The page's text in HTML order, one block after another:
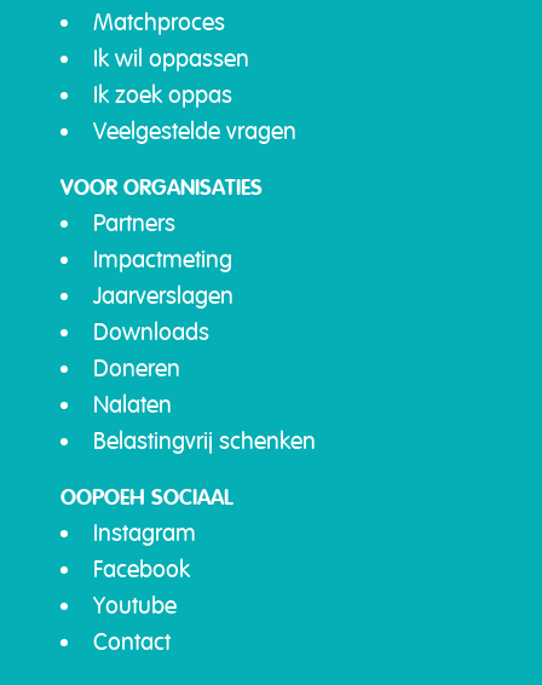
Matchproces
Ik wil oppassen
Ik zoek oppas
Veelgestelde vragen
VOOR ORGANISATIES
Partners
Impactmeting
Jaarverslagen
Downloads
Doneren
Nalaten
Belastingvrij schenken
OOPOEH SOCIAAL
Instagram
Facebook
Youtube
Contact